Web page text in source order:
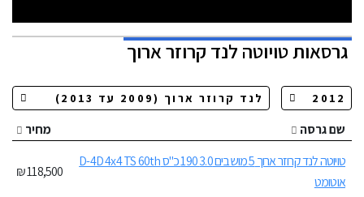
גרסאותטויוטה לנד קרוזר ארוך
שם גרסה
מחיר
טויוטה לנד קרוזר ארוך 5 מושבים 3.0 190 כ"ס D-4D 4x4 TS 60th
אוטומט
118,500 ₪